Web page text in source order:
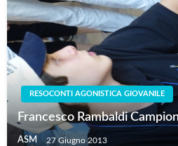
RESOCONTI AGONISTICA GIOVANILE
Francesco Rambaldi
ASM 27 Giugno 2013